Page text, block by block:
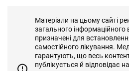
Матеріали на цьому сайті
загального
призначені для
самостійного лікування.
гарантують, що весь
публікується й